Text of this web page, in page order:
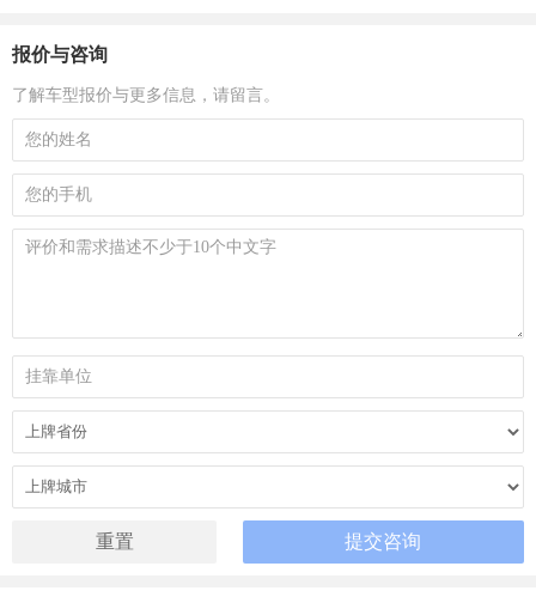
报价与咨询
了解车型报价与更多信息，请留言。